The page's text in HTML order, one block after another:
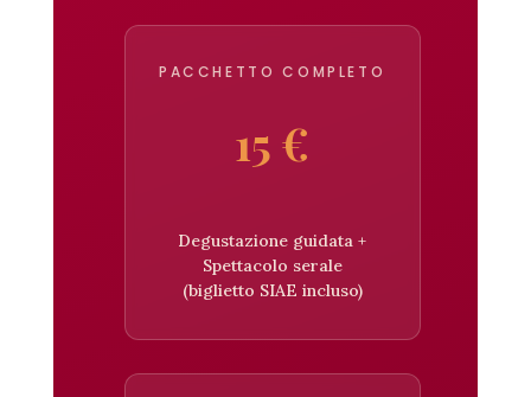
PACCHETTO COMPLETO
15 €
Degustazione guidata +
Spettacolo serale
(biglietto SIAE incluso)